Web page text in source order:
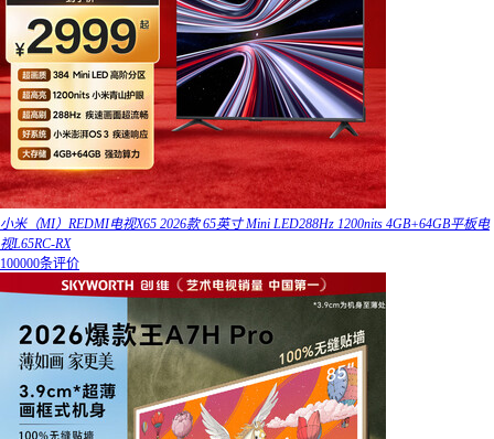
小米（MI）REDMI电视X65 2026款 65英寸 Mini LED288Hz 1200nits 4GB+64GB平板电
视L65RC-RX
100000条评价